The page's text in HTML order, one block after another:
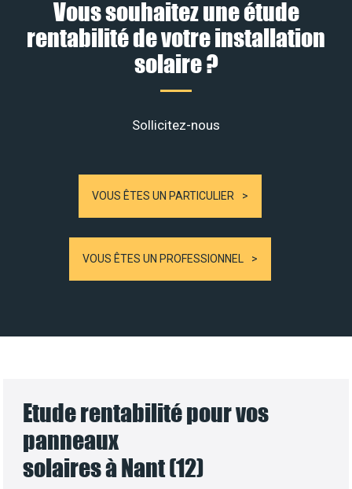
Vous souhaitez une étude
rentabilité de votre installation
solaire ?
Sollicitez-nous
VOUS ÊTES UN PARTICULIER
VOUS ÊTES UN PROFESSIONNEL
Etude rentabilité pour vos
panneaux
solaires à Nant (12)